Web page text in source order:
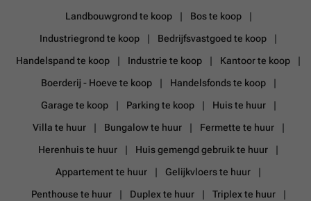
Landbouwgrond te koop
Bos te koop
Industriegrond te koop
Bedrijfsvastgoed te koop
Handelspand te koop
Industrie te koop
Kantoor te koop
Boerderij - Hoeve te koop
Handelsfonds te koop
Garage te koop
Parking te koop
Huis te huur
Villa te huur
Bungalow te huur
Fermette te huur
Herenhuis te huur
Huis gemengd gebruik te huur
Appartement te huur
Gelijkvloers te huur
Penthouse te huur
Duplex te huur
Triplex te huur